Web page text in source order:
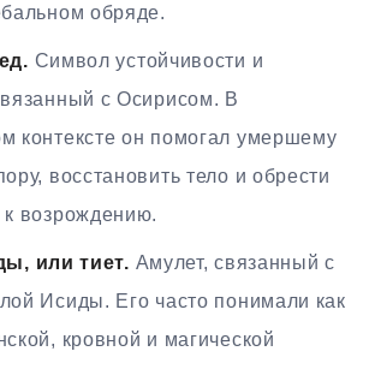
обряде.
Символ устойчивости и
с Осирисом. В
контексте он помогал умершему
восстановить тело и обрести
к возрождению.
или тиет. Амулет, связанный с
Исиды. Его часто понимали как
кровной и магической